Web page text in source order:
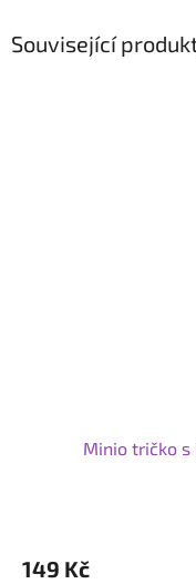
Související
Minio tričko s
149 Kč